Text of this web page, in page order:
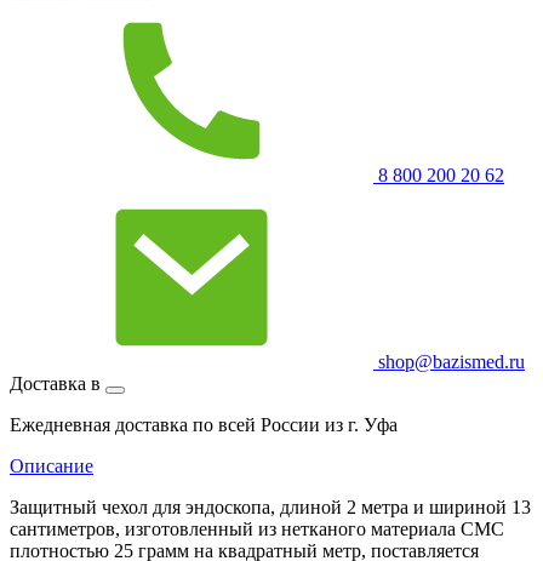
8 800 200 20 62
shop@bazismed.ru
Доставка в
Ежедневная доставка по всей России из г. Уфа
Описание
Защитный чехол для эндоскопа, длиной 2 метра и шириной 13
сантиметров, изготовленный из нетканого материала СМС
плотностью 25 грамм на квадратный метр, поставляется